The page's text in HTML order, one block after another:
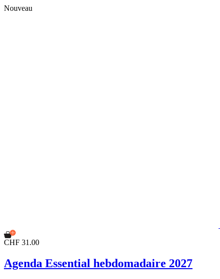
Nouveau
CHF 31.00
Agenda Essential hebdomadaire 2027